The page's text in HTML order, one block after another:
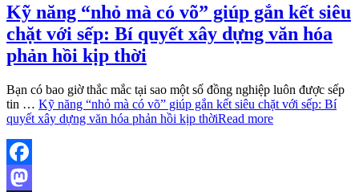
Kỹ năng “nhỏ mà có võ” giúp gắn kết siêu
chặt với sếp: Bí quyết xây dựng văn hóa
phản hồi kịp thời
Bạn có bao giờ thắc mắc tại sao một số đồng nghiệp luôn được sếp
tin … Kỹ năng “nhỏ mà có võ” giúp gắn kết siêu chặt với sếp: Bí
quyết xây dựng văn hóa phản hồi kịp thờiRead more
Facebook